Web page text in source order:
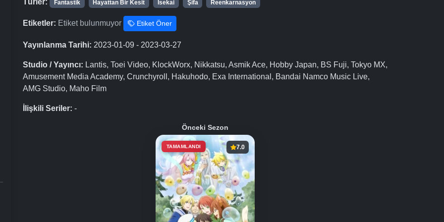
Türler: Fantastik Hayattan Bir Kesit Isekai Şifa Reenkarnasyon
Etiketler: Etiket bulunmuyor Etiket Öner
Yayınlanma Tarihi: 2023-01-09 - 2023-03-27
Studio / Yayıncı: Lantis, Toei Video, KlockWorx, Nikkatsu, Asmik Ace, Hobby Japan, BS Fuji, Tokyo MX,
Amusement Media Academy, Crunchyroll, Hakuhodo, Exa International, Bandai Namco Music Live,
AMG Studio, Maho Film
İlişkili Seriler: -
Önceki Sezon
TAMAMLANDI 7.0